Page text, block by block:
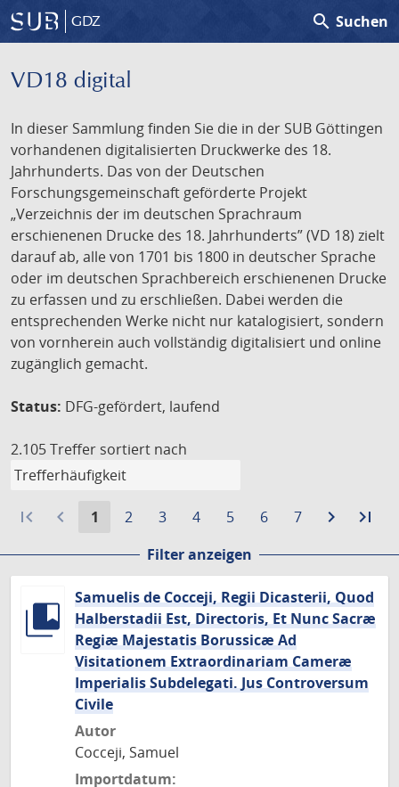
GDZ search Suchen
VD18 digital
In dieser Sammlung finden Sie die in der SUB Göttingen
vorhandenen digitalisierten Druckwerke des 18.
Jahrhunderts. Das von der Deutschen
Forschungsgemeinschaft geförderte Projekt
„Verzeichnis der im deutschen Sprachraum
erschienenen Drucke des 18. Jahrhunderts” (VD 18) zielt
darauf ab, alle von 1701 bis 1800 in deutscher Sprache
oder im deutschen Sprachbereich erschienenen Drucke
zu erfassen und zu erschließen. Dabei werden die
entsprechenden Werke nicht nur katalogisiert, sondern
von vornherein auch vollständig digitalisiert und online
zugänglich gemacht.
Status: DFG-gefördert, laufend
2.105 Treffer sortiert nach
first_page navigate_before
Aktuelle
1
Gehe
Seite
2
Gehe
Seite
3
Gehe
Seite
4
Gehe
Seite
5
Gehe
Seite
6
Gehe
Seite
7 navigate_next
Zur
Seite
last_page
Filter anzeigen
Samuelis de Cocceji, Regii Dicasterii, Quod
Halberstadii Est, Directoris, Et Nunc Sacræ
Regiæ Majestatis Borussicæ Ad
Visitationem Extraordinariam Cameræ
Imperialis Subdelegati. Jus Controversum
Civile
Autor
Cocceji, Samuel
Importdatum: